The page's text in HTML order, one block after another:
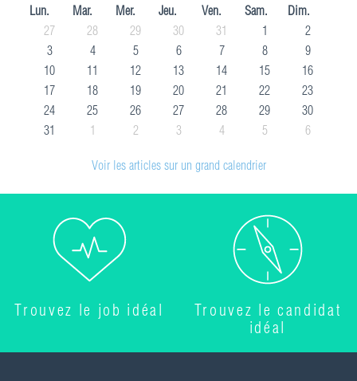
Lun.
Mar. Mer. Jeu. Ven. Sam.
Dim.
27
28 29 30 31 1
2
3
4 5 6 7 8
9
10
11 12 13 14 15
16
17
18 19 20 21 22
23
24
25 26 27 28 29
30
31
1 2 3 4 5 6
Voir les articles sur un grand calendrier
Trouvez le job idéal
Trouvez le candidat
idéal